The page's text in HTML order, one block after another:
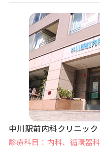
中川駅前内科クリニック
診療科目：内科、循環器科